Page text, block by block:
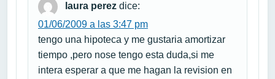
laura perez dice:
01/06/2009 a las 3:47 pm
tengo una hipoteca y me gustaria amortizar
tiempo ,pero nose tengo esta duda,si me
intera esperar a que me hagan la revision en